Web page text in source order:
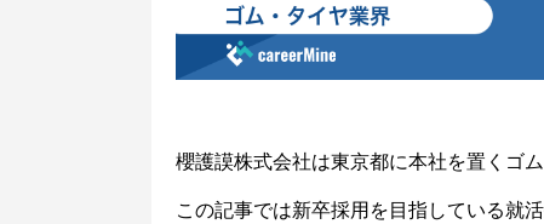
櫻護謨株式会社は東京都に本社を置くゴ
この記事では新卒採用を目指している就